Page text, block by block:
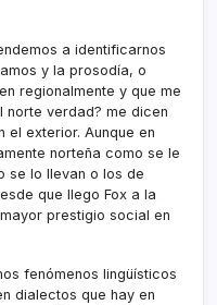
a identificarnos
y la prosodí­a, o
regionalmente y que me
norte verdad? me dicen
el exterior. Aunque en
norteña como se le
se lo llevan o los de
que llego Fox a la
prestigio social en
fenómenos lingüísticos
dialectos que hay en